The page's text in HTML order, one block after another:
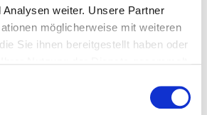
weiter. Unsere Partner
möglicherweise mit weiteren
Sie ihnen bereitgestellt haben oder